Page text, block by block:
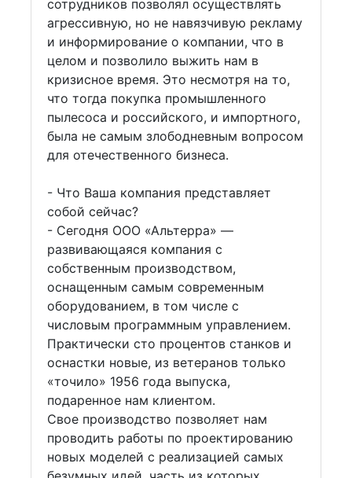
сотрудников позволял осуществлять
агрессивную, но не навязчивую рекламу
и информирование о компании, что в
целом и позволило выжить нам в
кризисное время. Это несмотря на то,
что тогда покупка промышленного
пылесоса и российского, и импортного,
была не самым злободневным вопросом
для отечественного бизнеса.
- Что Ваша компания представляет
собой сейчас?
- Сегодня ООО «Альтерра» —
развивающаяся компания с
собственным производством,
оснащенным самым современным
оборудованием, в том числе с
числовым программным управлением.
Практически сто процентов станков и
оснастки новые, из ветеранов только
«точило» 1956 года выпуска,
подаренное нам клиентом.
Свое производство позволяет нам
проводить работы по проектированию
новых моделей с реализацией самых